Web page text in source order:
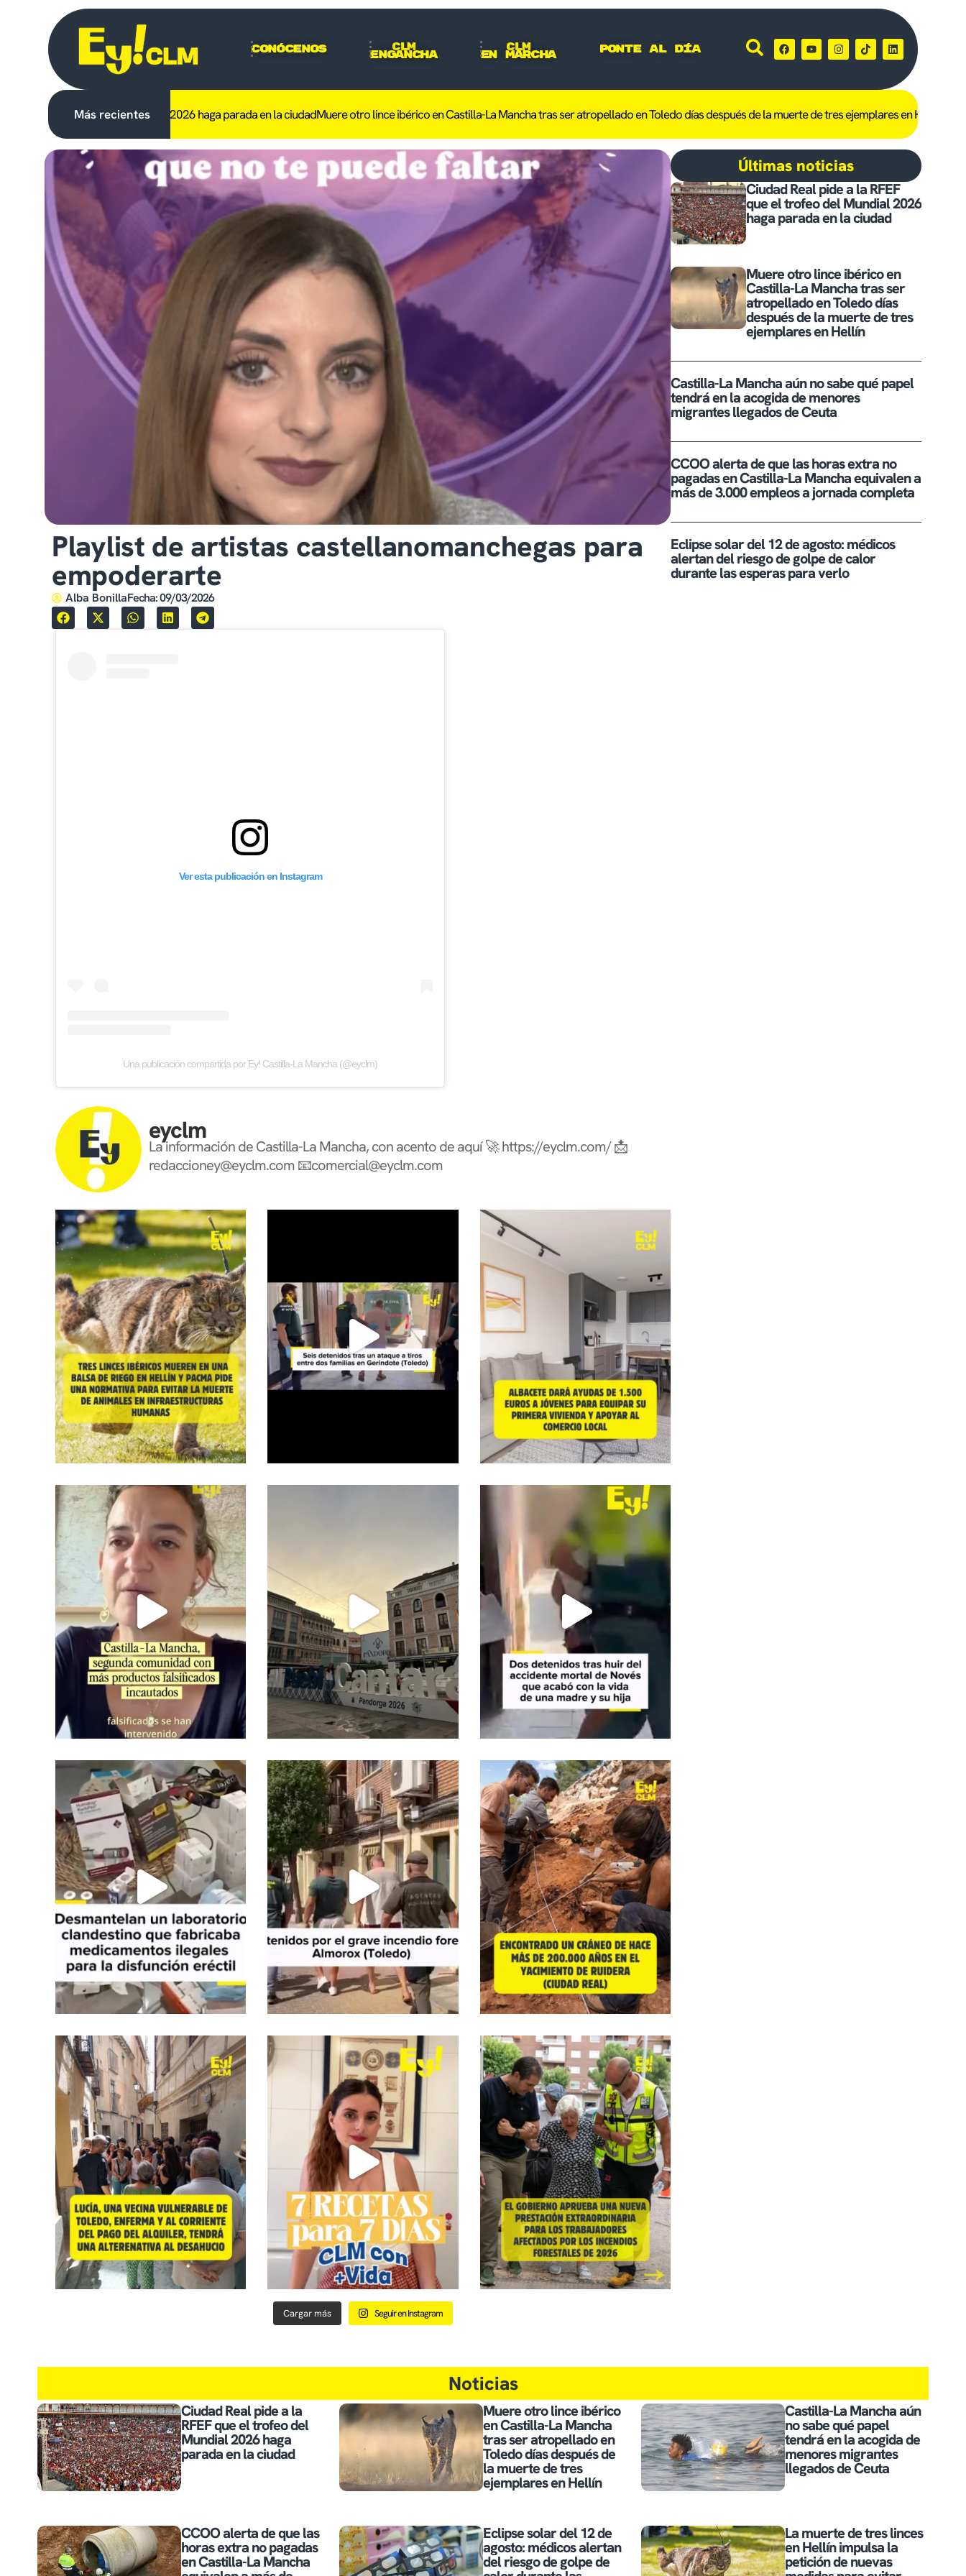
Conócenos CLM
Engancha
CLM
En Marcha Ponte al día
Más recientes
trofeo del Mundial 2026 haga parada en la ciudadMuere otro lince ibérico en Castilla-La Mancha tras ser atropellado en Toledo días después de la muerte de tres ejemplares en HellínCastilla-La
Playlist de artistas castellanomanchegas para
empoderarte
Alba BonillaFecha:09/03/2026
Ver esta publicación en Instagram
Una publicación compartida por Ey! Castilla-La Mancha (@eyclm)
eyclm
La información de Castilla-La Mancha, con acento de aquí 🚀https://eyclm.com/📩
redaccioney@eyclm.com📧comercial@eyclm.com
Cargar más Seguir en Instagram
Últimas noticias
Ciudad Real pide a la RFEF
que el trofeo del Mundial 2026
haga parada en la ciudad
Muere otro lince ibérico en
Castilla-La Mancha tras ser
atropellado en Toledo días
después de la muerte de tres
ejemplares en Hellín
Castilla-La Mancha aún no sabe qué papel
tendrá en la acogida de menores
migrantes llegados de Ceuta
CCOO alerta de que las horas extra no
pagadas en Castilla-La Mancha equivalen a
más de 3.000 empleos a jornada completa
Eclipse solar del 12 de agosto: médicos
alertan del riesgo de golpe de calor
durante las esperas para verlo
Noticias
Ciudad Real pide a la
RFEF que el trofeo del
Mundial 2026 haga
parada en la ciudad
Muere otro lince ibérico
en Castilla-La Mancha
tras ser atropellado en
Toledo días después de
la muerte de tres
ejemplares en Hellín
Castilla-La Mancha aún
no sabe qué papel
tendrá en la acogida de
menores migrantes
llegados de Ceuta
CCOO alerta de que las
horas extra no pagadas
en Castilla-La Mancha
Eclipse solar del 12 de
agosto: médicos alertan
del riesgo de golpe de
La muerte de tres linces
en Hellín impulsa la
petición de nuevas